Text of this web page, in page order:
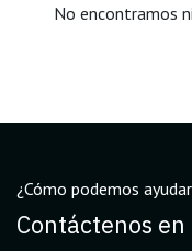
No encontramos
¿Cómo podemos
Contáctenos